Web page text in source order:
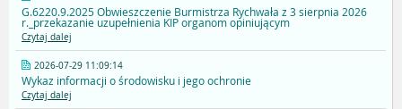
G.6220.9.2025 Obwieszczenie Burmistrza Rychwała z 3 sierpnia 2026
r._przekazanie uzupełnienia KIP organom opiniującym
Czytaj dalej
2026-07-29 11:09:14
Wykaz informacji o środowisku i jego ochronie
Czytaj dalej